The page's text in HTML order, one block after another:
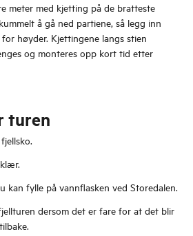
meter med kjetting på de bratteste
å gå ned partiene, så legg inn
høyder. Kjettingene langs stien
og monteres opp kort tid etter
turen
kan fylle på vannflasken ved Storedalen.
dersom det er fare for at det blir